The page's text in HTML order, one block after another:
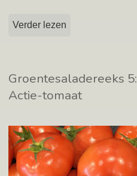
Verder lezen
Groentesaladereeks 5:
Actie-tomaat